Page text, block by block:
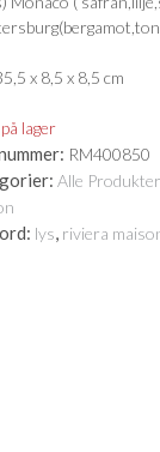
x 8,5 x 8,5 cm
lager
RM400850
Alle Produkter
lys, riviera